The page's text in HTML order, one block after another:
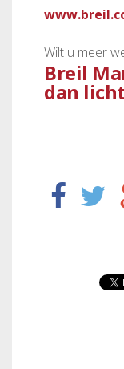
Wilt u meer
Breil
dan